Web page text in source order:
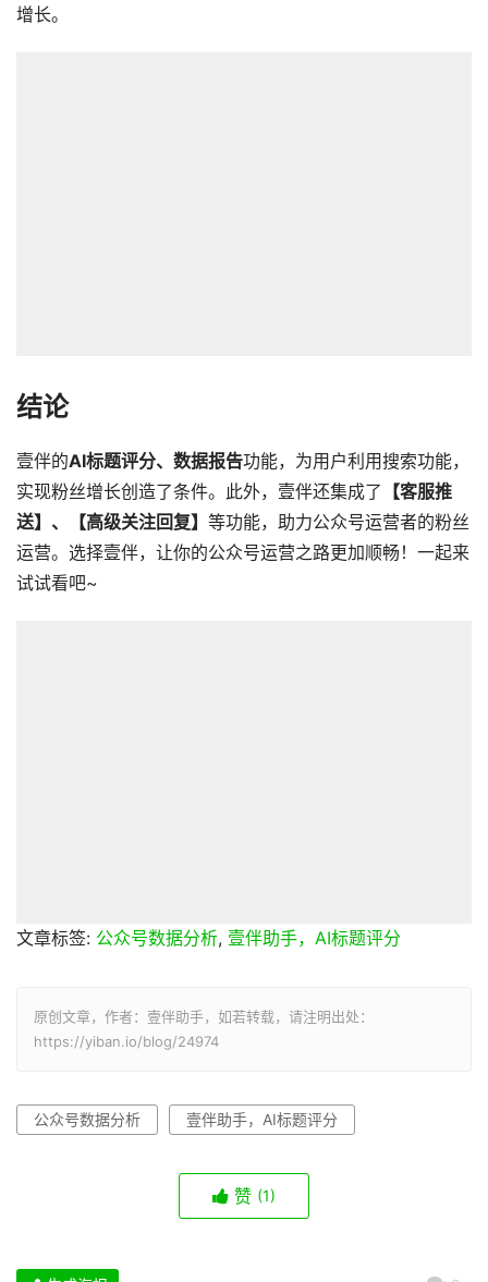
增长。
结论
壹伴的AI标题评分、数据报告功能，为用户利用搜索功能，
实现粉丝增长创造了条件。此外，壹伴还集成了
【客服推
送】、【高级关注回复】 等功能，助力公众号运营者的粉丝
运营。选择壹伴，让你的公众号运营之路更加顺畅！一起来
试试看吧~
文章标签: 公众号数据分析, 壹伴助手，AI标题评分
原创文章，作者：壹伴助手，如若转载，请注明出处：
https://yiban.io/blog/24974
公众号数据分析 壹伴助手，AI标题评分
赞 (1)